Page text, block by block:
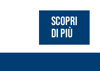
Scopri
di più